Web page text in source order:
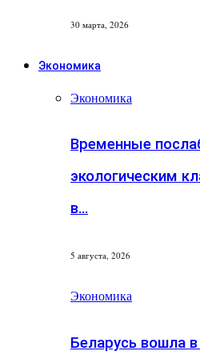
30 марта, 2026
Экономика
Экономика
Временные
экологическим
в…
5 августа, 2026
Экономика
Беларусь вошла